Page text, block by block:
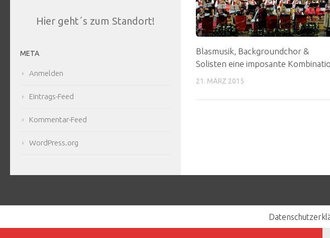
Blasmusik, Backgroundchor &
Solisten eine imposante
21. MÄRZ 2015
Hier geht´s zum Standort!
META
Anmelden
Eintrags-Feed
Kommentar-Feed
WordPress.org